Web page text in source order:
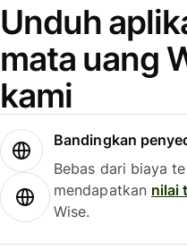
Unduh
mata uang
kami
Bandingkan
Bebas dari biaya
mendapatkan nilai
Wise.